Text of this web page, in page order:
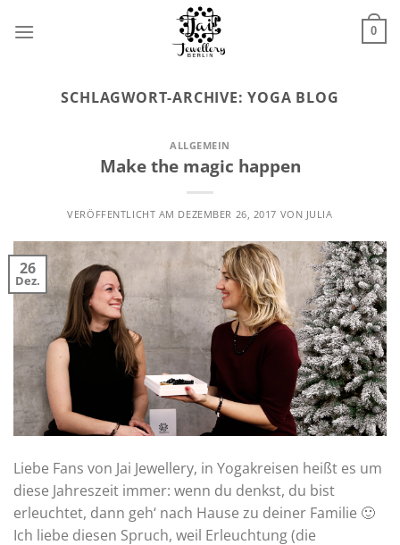
Inhalt
0
SCHLAGWORT-ARCHIVE:YOGA BLOG
ALLGEMEIN
Make the magic happen
VERÖFFENTLICHT AM DEZEMBER 26, 2017 VON JULIA
26
Dez.
Liebe Fans von Jai Jewellery, in Yogakreisen heißt es um
diese Jahreszeit immer: wenn du denkst, du bist
erleuchtet, dann geh‘ nach Hause zu deiner Familie 🙂
Ich liebe diesen Spruch, weil Erleuchtung (die